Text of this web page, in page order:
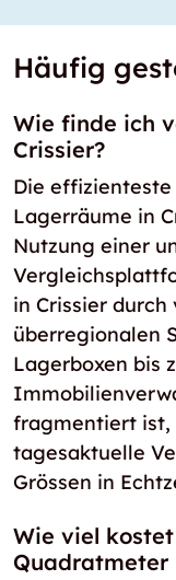
Häufig
Wie finde ich
Crissier?
Die
Lagerräume in
Nutzung einer
in Crissier
überregionalen
Lagerboxen bis
fragmentiert ist,
tagesaktuelle
Grössen in
Wie viel
Quadratmeter